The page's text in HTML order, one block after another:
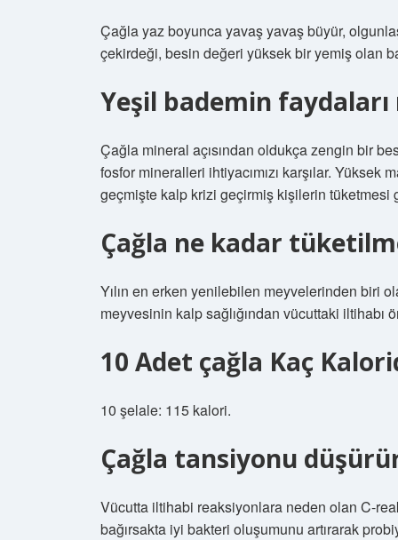
Çağla yaz boyunca yavaş yavaş büyür,
çekirdeği, besin değeri yüksek bir yemiş olan
Yeşil bademin
Çağla mineral açısından oldukça zengin bir
fosfor mineralleri ihtiyacımızı karşılar.
geçmişte kalp krizi geçirmiş kişilerin tüketmesi
Çağla ne kadar
Yılın en erken yenilebilen meyvelerinden biri
meyvesinin kalp sağlığından vücuttaki iltihabı
10 Adet çağla Kaç
10 şelale: 115 kalori.
Çağla tansiyonu
Vücutta iltihabi reaksiyonlara neden olan C-
bağırsakta iyi bakteri oluşumunu artırarak